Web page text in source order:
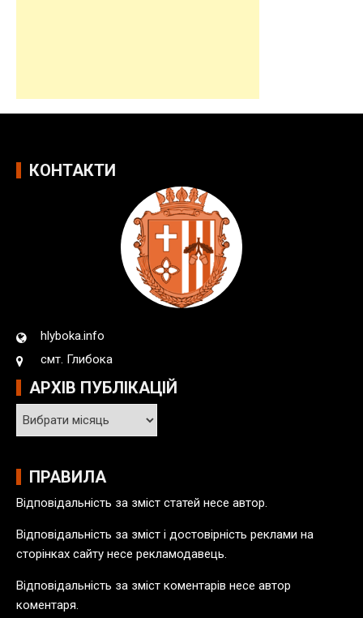
КОНТАКТИ
hlyboka.info
смт. Глибока
АРХІВ ПУБЛІКАЦІЙ
А
р
і
п
у
б
і
к
ПРАВИЛА
Відповідальність за зміст статей несе автор.
Відповідальність за зміст і достовірність реклами на
сторінках сайту несе рекламодавець.
Відповідальність за зміст коментарів несе автор
коментаря.